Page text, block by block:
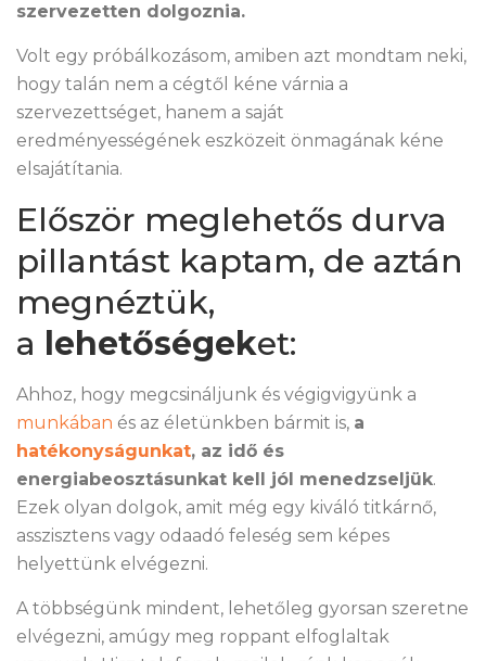
szervezetten dolgoznia.
Volt egy próbálkozásom, amiben azt mondtam neki,
hogy talán nem a cégtől kéne várnia a
szervezettséget, hanem a saját
eredményességének eszközeit önmagának kéne
elsajátítania.
Először meglehetős durva
pillantást kaptam, de aztán
megnéztük,
a lehetőségeket:
Ahhoz, hogy megcsináljunk és végigvigyünk a
munkában és az életünkben bármit is, a
hatékonyságunkat, az idő és
energiabeosztásunkat kell jól menedzseljük.
Ezek olyan dolgok, amit még egy kiváló titkárnő,
asszisztens vagy odaadó feleség sem képes
helyettünk elvégezni.
A többségünk mindent, lehetőleg gyorsan szeretne
elvégezni, amúgy meg roppant elfoglaltak